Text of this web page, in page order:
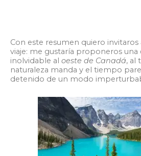
Con este resumen quiero invitaros
viaje: me gustaría proponeros una
inolvidable al oeste de Canadá, al
naturaleza manda y el tiempo
detenido de un modo